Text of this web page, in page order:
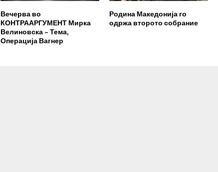
Вечерва во
КОНТРААРГУМЕНТ Мирка
Велиновска – Тема,
Операција Вагнер
Родина Македонија го
одржа второто собрание